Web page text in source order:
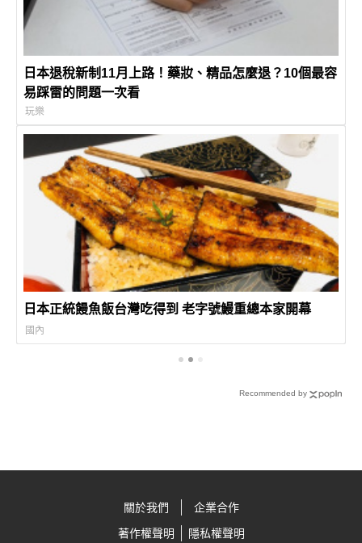
日本退稅新制11月上路！藥妝、精品怎麼退？10個最容
易踩雷的問題一次看
玩樂
日本正統饅魚飯台灣吃得到 老字號鰻重總本家開幕
國內
Recommended by
關於我們
企業合作
著作權聲明
隱私權聲明